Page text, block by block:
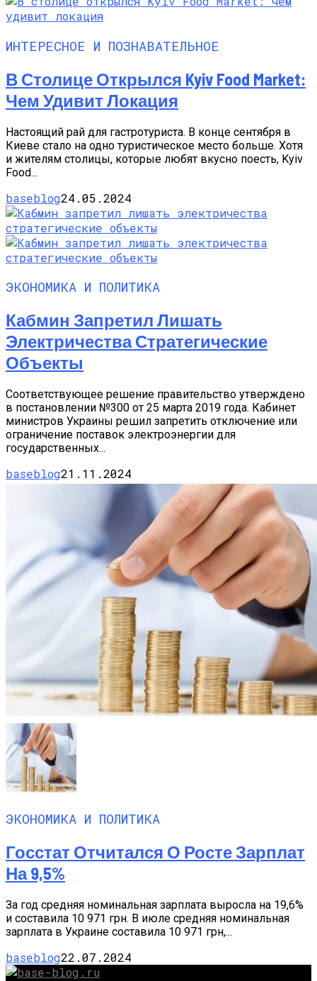
ИНТЕРЕСНОЕ И ПОЗНАВАТЕЛЬНОЕ
В Столице Открылся Kyiv Food Market:
Чем Удивит Локация
Настоящий рай для гастротуриста. В конце сентября в
Киеве стало на одно туристическое место больше. Хотя
и жителям столицы, которые любят вкусно поесть, Kyiv
Food...
baseblog24.05.2024
ЭКОНОМИКА И ПОЛИТИКА
Кабмин Запретил Лишать
Электричества Стратегические
Объекты
Соответствующее решение правительство утверждено
в постановлении №300 от 25 марта 2019 года. Кабинет
министров Украины решил запретить отключение или
ограничение поставок электроэнергии для
государственных...
baseblog21.11.2024
ЭКОНОМИКА И ПОЛИТИКА
Госстат Отчитался О Росте Зарплат
На 9,5%
За год средняя номинальная зарплата выросла на 19,6%
и составила 10 971 грн. В июле средняя номинальная
зарплата в Украине составила 10 971 грн,...
baseblog22.07.2024